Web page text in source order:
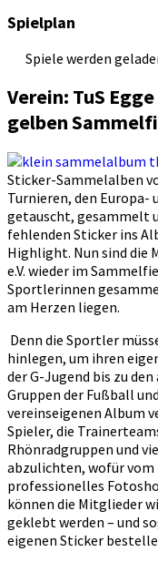
Spielplan
Spiele werden
Verein: TuS
gelben
Sticker-Sammelalben
Turnieren, den
getauscht, gesammelt
fehlenden Sticker ins
Highlight. Nun sind die
e.V. wieder im
Sportlerinnen
am Herzen liegen.
Denn die Sportler
hinlegen, um ihren
der G-Jugend bis zu
Gruppen der Fußball
vereinseigenen Album
Spieler, die
Rhönradgruppen und
abzulichten, wofür
professionelles
können die Mitglieder
geklebt werden – und
eigenen Sticker